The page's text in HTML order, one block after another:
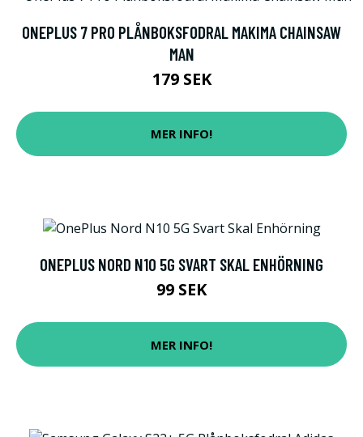
ONEPLUS 7 PRO PLÅNBOKSFODRAL MAKIMA CHAINSAW
MAN
179 SEK
MER INFO!
ONEPLUS NORD N10 5G SVART SKAL ENHÖRNING
99 SEK
MER INFO!